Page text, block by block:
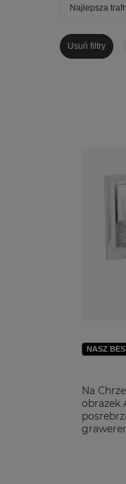
Produkty
itp. Bardzo
Kolejny
Dostępne
Poprzez
opinii na
Najlepsza
Usuń filtry
NASZ
Na
obrazek